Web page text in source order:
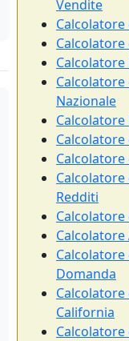
Vendite
Calcolatore
Calcolatore
Nazionale
Calcolatore
Redditi
Domanda
Calcolatore
California
Calcolatore